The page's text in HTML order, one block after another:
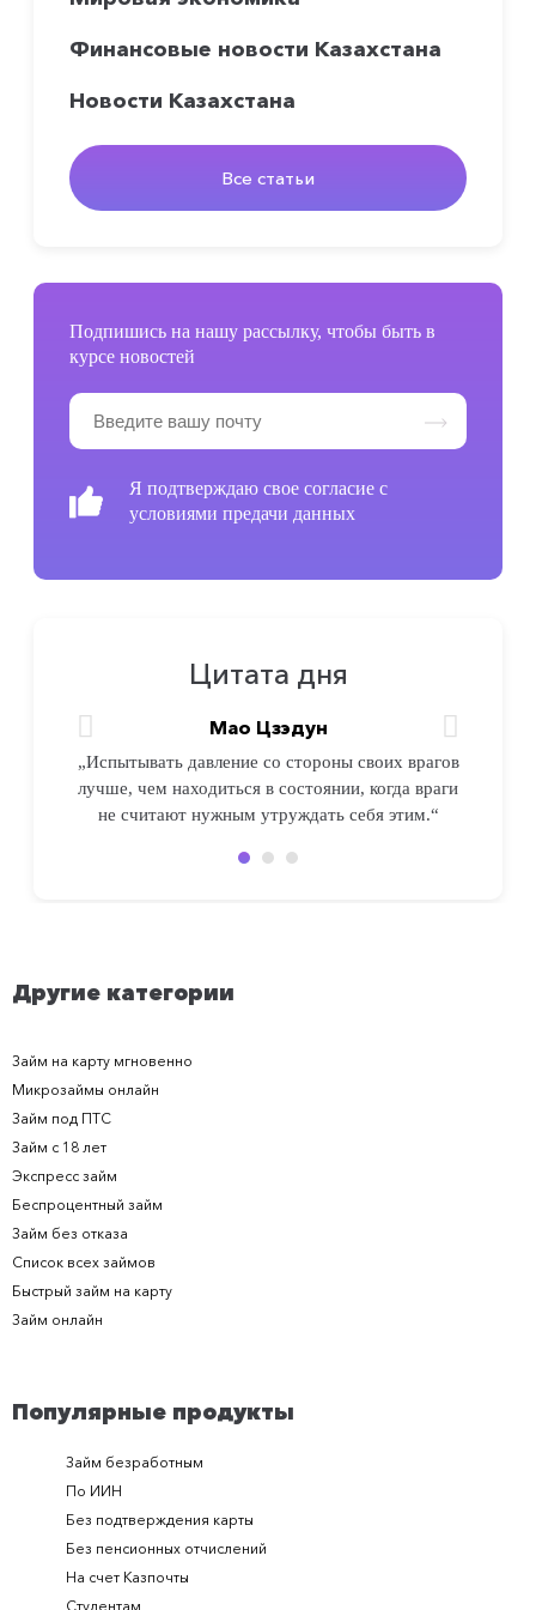
Финансовые новости Казахстана
Новости Казахстана
Все статьи
Подпишись на нашу рассылку, чтобы быть в
курсе новостей
Я подтверждаю свое согласие с
условиями предачи данных
Цитата дня
Мао Цзэдун
„Испытывать давление со стороны своих врагов
лучше, чем находиться в состоянии, когда враги
не считают нужным утруждать себя этим.“
Мао Цзэдун
„Испытывать давление со стороны своих врагов
лучше, чем находиться в состоянии, когда враги
не считают нужным утруждать себя этим. 2“
Мао Цзэдун
„Испытывать давление со стороны своих врагов
лучше, чем находиться в состоянии, когда враги
не считают нужным утруждать себя этим. 3“
Другие категории
Займ на карту мгновенно
Микрозаймы онлайн
Займ под ПТС
Займ с 18 лет
Экспресс займ
Беспроцентный займ
Займ без отказа
Список всех займов
Быстрый займ на карту
Займ онлайн
Популярные продукты
Займ безработным
По ИИН
Без подтверждения карты
Без пенсионных отчислений
На счет Казпочты
Студентам